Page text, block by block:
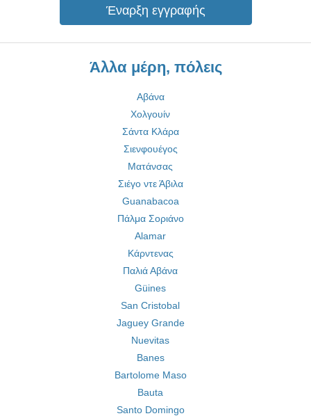
Έναρξη εγγραφής
Άλλα μέρη, πόλεις
Αβάνα
Χολγουίν
Σάντα Κλάρα
Σιενφουέγος
Ματάνσας
Σιέγο ντε Άβιλα
Guanabacoa
Πάλμα Σοριάνο
Alamar
Κάρντενας
Παλιά Αβάνα
Güines
San Cristobal
Jaguey Grande
Nuevitas
Banes
Bartolome Maso
Bauta
Santo Domingo